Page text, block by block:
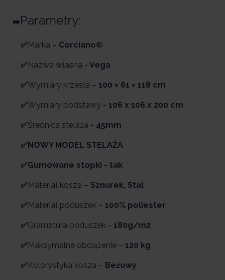
➡️Parametry:
✅Marka – Corciano©
✅Nazwa własna - Vega
✅Wymiary krzesła – 100 × 61 × 118 cm
✅Wymiary podstawy - 106 x 106 x 200 cm
✅Średnica stelaża - 45mm
✅NOWY MODEL STELAŻA
✅Gumowane stopki - tak
✅Materiał kosza – Sznurek, Stal
✅Materiał poduszek – 100% poliester
✅Gramatura poduszek - 180g/m2
✅Maksymalne obciążenie – 120 kg
✅Kolorystyka kosza – Beżowy